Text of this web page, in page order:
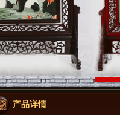
产品详情